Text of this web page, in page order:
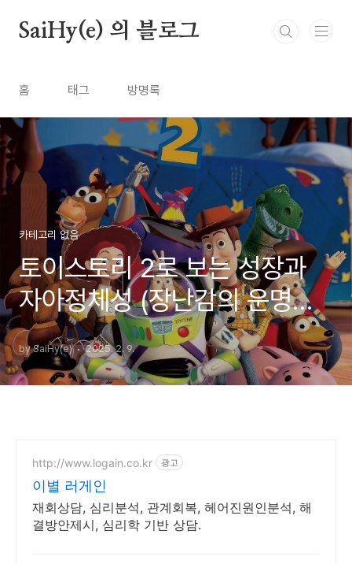
SaiHy(e) 의 블로그
홈 태그 방명록
카테고리 없음
토이스토리 2로 보는 성장과
자아정체성 (장난감의 운명과
이별에 대한 철학적 고민)
by SaiHy(e) 2025. 2. 9.
http://www.logain.co.kr 광고
이별 러게인
재회상담, 심리분석, 관계회복, 헤어진원인분석, 해
결방안제시, 심리학 기반 상담.